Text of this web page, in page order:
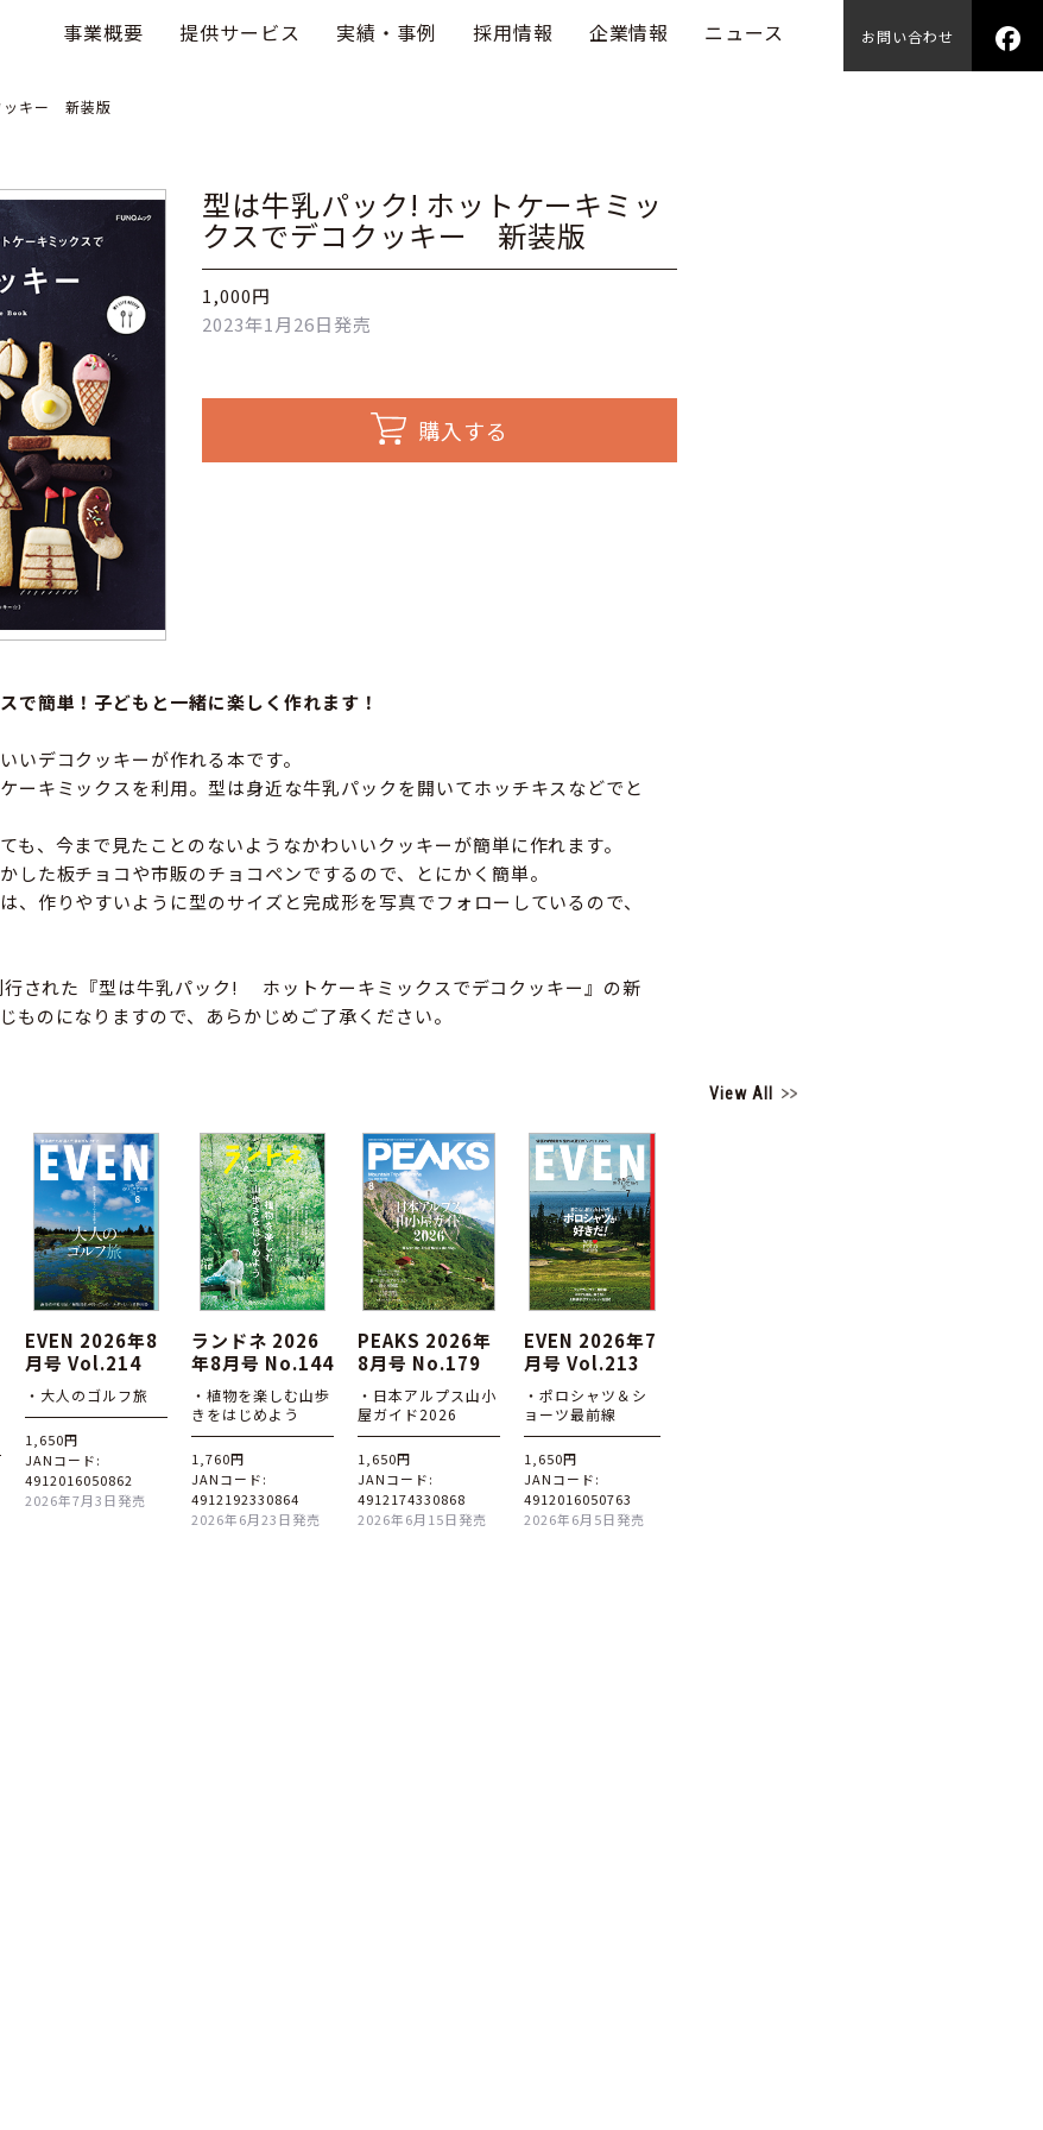
事業概要 提供サービス 実績・事例 採用情報 企業情報 ニュース お問い合わせ
ッキー 新装版
型は牛乳パック! ホットケーキミッ
クスでデコクッキー 新装版
1,000円
2023年1月26日発売
購入する
で簡単！子どもと一緒に楽しく作れます！
いデコクッキーが作れる本です。
ーキミックスを利用。型は身近な牛乳パックを開いてホッチキスなどでと
も、今まで見たことのないようなかわいいクッキーが簡単に作れます。
した板チョコや市販のチョコペンでするので、とにかく簡単。
、作りやすいように型のサイズと完成形を写真でフォローしているので、
された『型は牛乳パック! ホットケーキミックスでデコクッキー』の新
ものになりますので、あらかじめご了承ください。
View All
EVEN 2026年8
月号 Vol.214
・大人のゴルフ旅
1,650円
JANコード:
4912016050862
2026年7月3日発売
ランドネ 2026
年8月号 No.144
・植物を楽しむ山歩
きをはじめよう
1,760円
JANコード:
4912192330864
2026年6月23日発売
PEAKS 2026年
8月号 No.179
・日本アルプス山小
屋ガイド2026
1,650円
JANコード:
4912174330868
2026年6月15日発売
EVEN 2026年7
月号 Vol.213
・ポロシャツ＆シ
ョーツ最前線
1,650円
JANコード:
4912016050763
2026年6月5日発売